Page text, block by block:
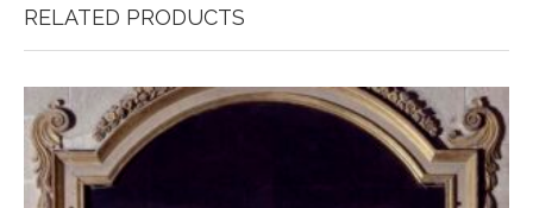
RELATED PRODUCTS